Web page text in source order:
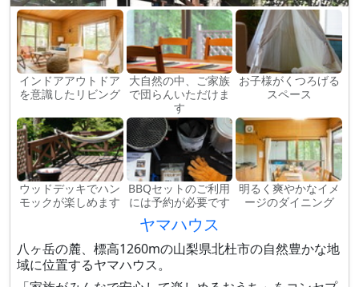
インドアアウトドア
を意識したリビング
大自然の中、ご家族
で団らんいただけま
す
お子様がくつろげる
スペース
ウッドデッキでハン
モックが楽しめます
BBQセットのご利用
には予約が必要です
明るく爽やかなイメ
ージのダイニング
ヤマハウス
八ヶ岳の麓、標高1260mの山梨県北杜市の自然豊かな地
域に位置するヤマハウス。